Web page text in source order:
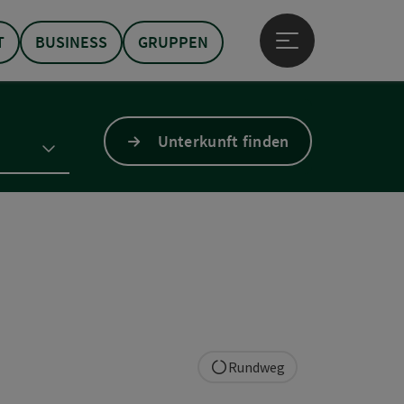
BUSINESS GRUPPEN
Hauptmenü öffnen
Unterkunft finden
Rundweg